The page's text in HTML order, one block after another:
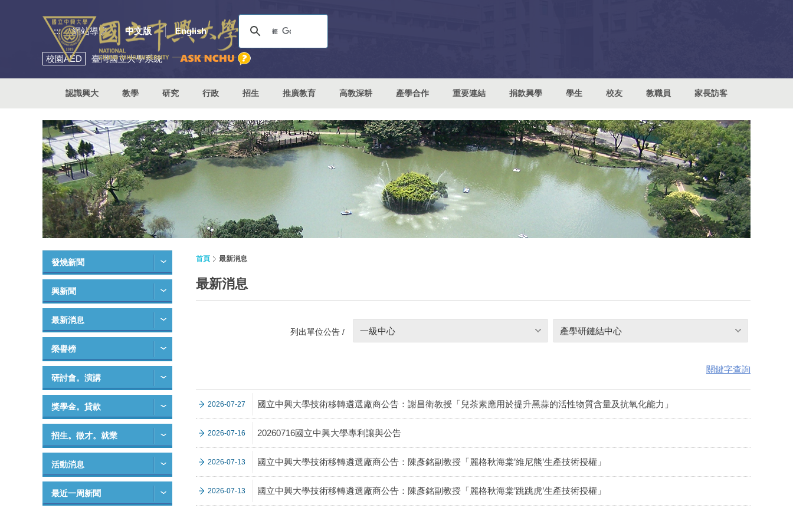
::: 網站導覽 中文版 English
校園AED 臺灣國立大學系統
認識興大 教學 研究 行政 招生 推廣教育 高教深耕 產學合作 重要連結 捐款興學 學生 校友 教職員 家長訪客
發燒新聞
興新聞
最新消息
榮譽榜
研討會。演講
獎學金。貸款
招生。徵才。就業
活動消息
最近一周新聞
首頁 最新消息
最新消息
列出單位公告 / 一級中心 產學研鏈結中心
關鍵字查詢
2026-07-27 國立中興大學技術移轉遴選廠商公告：謝昌衛教授「兒茶素應用於提升黑蒜的活性物質含量及抗氧化能力」
2026-07-16 20260716國立中興大學專利讓與公告
2026-07-13 國立中興大學技術移轉遴選廠商公告：陳彥銘副教授「麗格秋海棠’維尼熊’生產技術授權」
2026-07-13 國立中興大學技術移轉遴選廠商公告：陳彥銘副教授「麗格秋海棠’跳跳虎’生產技術授權」